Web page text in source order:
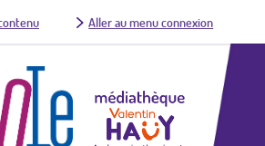
Aller au menu connexion